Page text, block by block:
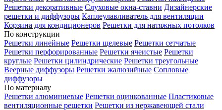
Решетки декоративные Слуховые окна-ставни Дизайнерские
решетки и диффузоры Каплеулавливатель для вентиляции
Корзина для кондиционеров Решетки для натяжных потолков
По конструкции
Решетки линейные Решетки щелевые Решетки сетчатые
Решетки перфорированные Решетки ячеистые Решетки
круглые Решетки цилиндрические Решетки треугольные
Веерные диффузоры Решетки жалюзийные Сопловые
диффузоры
По материалу
Решетки алюминиевые Решетки оцинкованные Пластиковые
вентиляционные решетки Решетки из нержавеющей стали